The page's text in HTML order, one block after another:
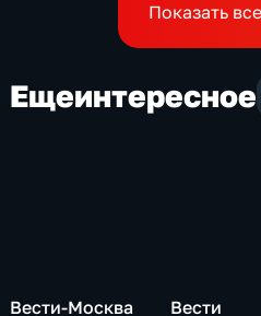
Показать
Ещеинтересное
Вести-Москва Вести